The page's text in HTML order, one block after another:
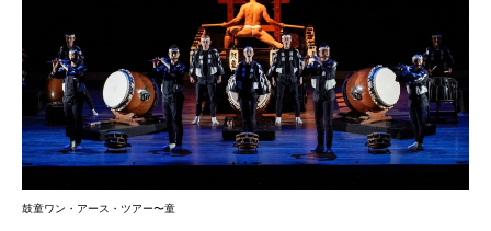
鼓童ワン・アース・ツアー〜童